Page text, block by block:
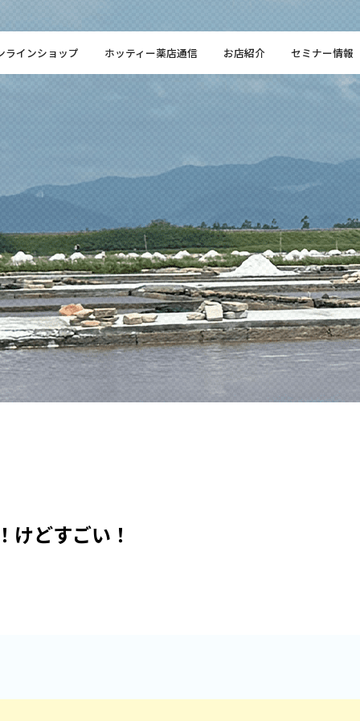
ラインショップ ホッティー薬店通信 お店紹介 セミナー情報
けどすごい！